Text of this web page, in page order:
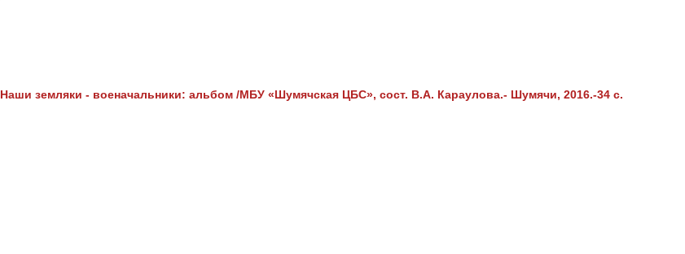
Наши земляки - военачальники: альбом /МБУ «Шумячская ЦБС», сост. В.А. Караулова.- Шумячи, 2016.-34 с.